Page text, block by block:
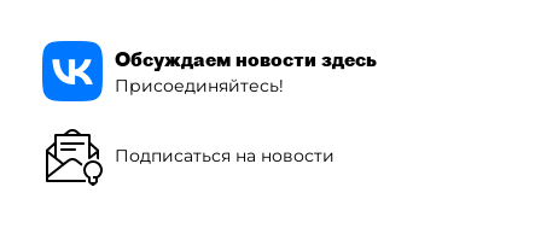
Обсуждаем новости здесь
Присоединяйтесь!
Подписаться на новости